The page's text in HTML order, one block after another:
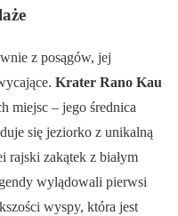
z posągów, jej
Krater Rano Kau
miejsc – jego średnica
się jeziorko z unikalną
rajski zakątek z białym
wylądowali pierwsi
wyspy, która jest